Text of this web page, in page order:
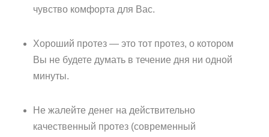
чувство комфорта для Вас.
Хороший протез — это тот протез, о котором
Вы не будете думать в течение дня ни одной
минуты.
Не жалейте денег на действительно
качественный протез (современный